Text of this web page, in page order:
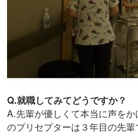
Q.就職してみてどうですか？
A.先輩が優しくて本当に声を
のプリセプターは３年目の先輩